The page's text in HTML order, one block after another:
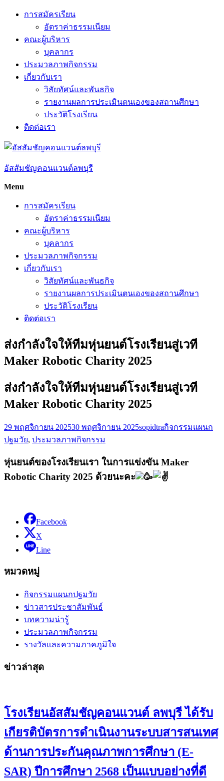
Skip
การสมัครเรียน
อัตราค่าธรรมเนียม
คณะผู้บริหาร
บุคลากร
ประมวลภาพกิจกรรม
เกี่ยวกับเรา
วิสัยทัศน์และพันธกิจ
รายงานผลการประเมินตนเองของสถานศึกษา
ประวัติโรงเรียน
ติดต่อเรา
อัสสัมชัญคอนแวนต์ลพบุรี
Menu
การสมัครเรียน
อัตราค่าธรรมเนียม
คณะผู้บริหาร
บุคลากร
ประมวลภาพกิจกรรม
เกี่ยวกับเรา
วิสัยทัศน์และพันธกิจ
รายงานผลการประเมินตนเองของสถานศึกษา
ประวัติโรงเรียน
ติดต่อเรา
ส่งกำลังใจให้ทีมหุ่นยนต์โรงเรียนสู่เวที
Maker Robotic Charity 2025
ส่งกำลังใจให้ทีมหุ่นยนต์โรงเรียนสู่เวที
Maker Robotic Charity 2025
29 พฤศจิกายน 202530 พฤศจิกายน 2025sopidtraกิจกรรมแผนก
ปฐมวัย, ประมวลภาพกิจกรรม
หุ่นยนต์ของโรงเรียนเรา ในการแข่งขัน Maker
Robotic Charity 2025 ด้วยนะคะ
Facebook
X
Line
หมวดหมู่
กิจกรรมแผนกปฐมวัย
ข่าวสารประชาสัมพันธ์
บทความน่ารู้
ประมวลภาพกิจกรรม
รางวัลและความภาคภูมิใจ
ข่าวล่าสุด
โรงเรียนอัสสัมชัญคอนแวนต์ ลพบุรี ได้รับ
เกียรติบัตรการดำเนินงานระบบสารสนเทศ
ด้านการประกันคุณภาพการศึกษา (E-
SAR) ปีการศึกษา 2568 เป็นแบบอย่างที่ดี